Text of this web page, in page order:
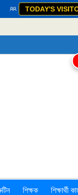
TODAY'S
শিক্ষক শিক্ষার্থী